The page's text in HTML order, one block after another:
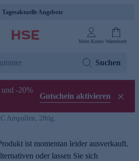
Tagesaktuelle Angebote
Mein Konto Warenkorb
Suchen
-20%
Gutschein aktivieren
Ampullen, 28tlg.
ist momentan leider ausverkauft.
oder lassen Sie sich